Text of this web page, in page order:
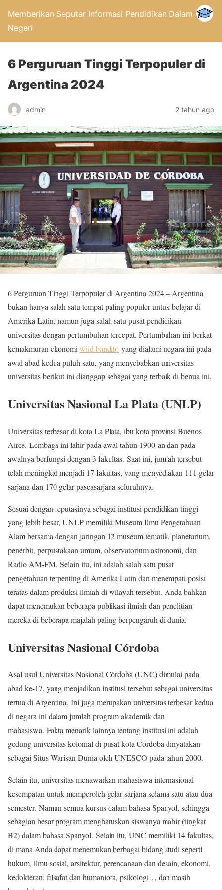
Memberikan Seputar Informasi Pendidikan Dalam
Negeri
6 Perguruan Tinggi Terpopuler di
Argentina 2024
admin 2 tahun ago
6 Perguruan Tinggi Terpopuler di Argentina 2024 – Argentina
bukan hanya salah satu tempat paling populer untuk belajar di
Amerika Latin, namun juga salah satu pusat pendidikan
universitas dengan pertumbuhan tercepat. Pertumbuhan ini berkat
kemakmuran ekonomi wild bandito yang dialami negara ini pada
awal abad kedua puluh satu, yang menyebabkan universitas-
universitas berikut ini dianggap sebagai yang terbaik di benua ini.
Universitas Nasional La Plata (UNLP)
Universitas terbesar di kota La Plata, ibu kota provinsi Buenos
Aires. Lembaga ini lahir pada awal tahun 1900-an dan pada
awalnya berfungsi dengan 3 fakultas. Saat ini, jumlah tersebut
telah meningkat menjadi 17 fakultas, yang menyediakan 111 gelar
sarjana dan 170 gelar pascasarjana seluruhnya.
Sesuai dengan reputasinya sebagai institusi pendidikan tinggi
yang lebih besar, UNLP memiliki Museum Ilmu Pengetahuan
Alam bersama dengan jaringan 12 museum tematik, planetarium,
penerbit, perpustakaan umum, observatorium astronomi, dan
Radio AM-FM. Selain itu, ini adalah salah satu pusat
pengetahuan terpenting di Amerika Latin dan menempati posisi
teratas dalam produksi ilmiah di wilayah tersebut. Anda bahkan
dapat menemukan beberapa publikasi ilmiah dan penelitian
mereka di beberapa majalah paling berpengaruh di dunia.
Universitas Nasional Córdoba
Asal usul Universitas Nasional Córdoba (UNC) dimulai pada
abad ke-17, yang menjadikan institusi tersebut sebagai universitas
tertua di Argentina. Ini juga merupakan universitas terbesar kedua
di negara ini dalam jumlah program akademik dan
mahasiswa. Fakta menarik lainnya tentang institusi ini adalah
gedung universitas kolonial di pusat kota Córdoba dinyatakan
sebagai Situs Warisan Dunia oleh UNESCO pada tahun 2000.
Selain itu, universitas menawarkan mahasiswa internasional
kesempatan untuk memperoleh gelar sarjana selama satu atau dua
semester. Namun semua kursus dalam bahasa Spanyol, sehingga
sebagian besar program mengharuskan siswanya mahir (tingkat
B2) dalam bahasa Spanyol. Selain itu, UNC memiliki 14 fakultas,
di mana Anda dapat menemukan berbagai bidang studi seperti
hukum, ilmu sosial, arsitektur, perencanaan dan desain, ekonomi,
kedokteran, filsafat dan humaniora, psikologi… dan masih